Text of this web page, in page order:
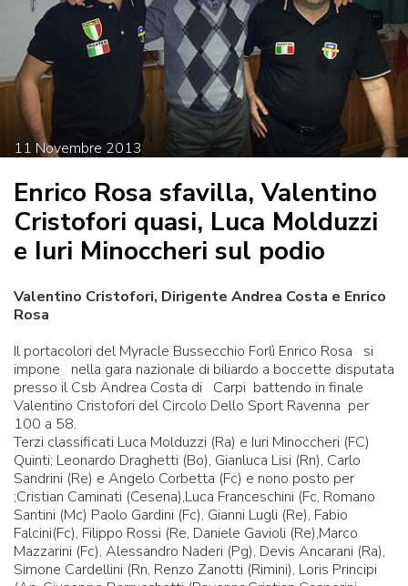
11Novembre 2013
Enrico Rosa sfavilla, Valentino
Cristofori quasi, Luca Molduzzi
e Iuri Minoccheri sul podio
Valentino Cristofori, Dirigente Andrea Costa e Enrico
Rosa
Il portacolori del Myracle Bussecchio Forlì Enrico Rosa si
impone nella gara nazionale di biliardo a boccette disputata
presso il Csb Andrea Costa di Carpi battendo in finale
Valentino Cristofori del Circolo Dello Sport Ravenna per
100 a 58.
Terzi classificati Luca Molduzzi (Ra) e Iuri Minoccheri (FC)
Quinti; Leonardo Draghetti (Bo), Gianluca Lisi (Rn), Carlo
Sandrini (Re) e Angelo Corbetta (Fc) e nono posto per
;Cristian Caminati (Cesena),Luca Franceschini (Fc, Romano
Santini (Mc) Paolo Gardini (Fc), Gianni Lugli (Re), Fabio
Falcini(Fc), Filippo Rossi (Re, Daniele Gavioli (Re),Marco
Mazzarini (Fc), Alessandro Naderi (Pg), Devis Ancarani (Ra),
Simone Cardellini (Rn, Renzo Zanotti (Rimini), Loris Principi